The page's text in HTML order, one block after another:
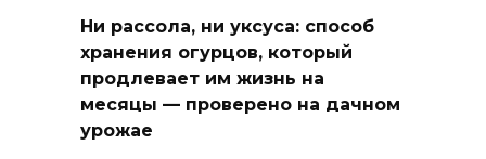
Ни рассола, ни уксуса: способ
хранения огурцов, который
продлевает им жизнь на
месяцы — проверено на дачном
урожае